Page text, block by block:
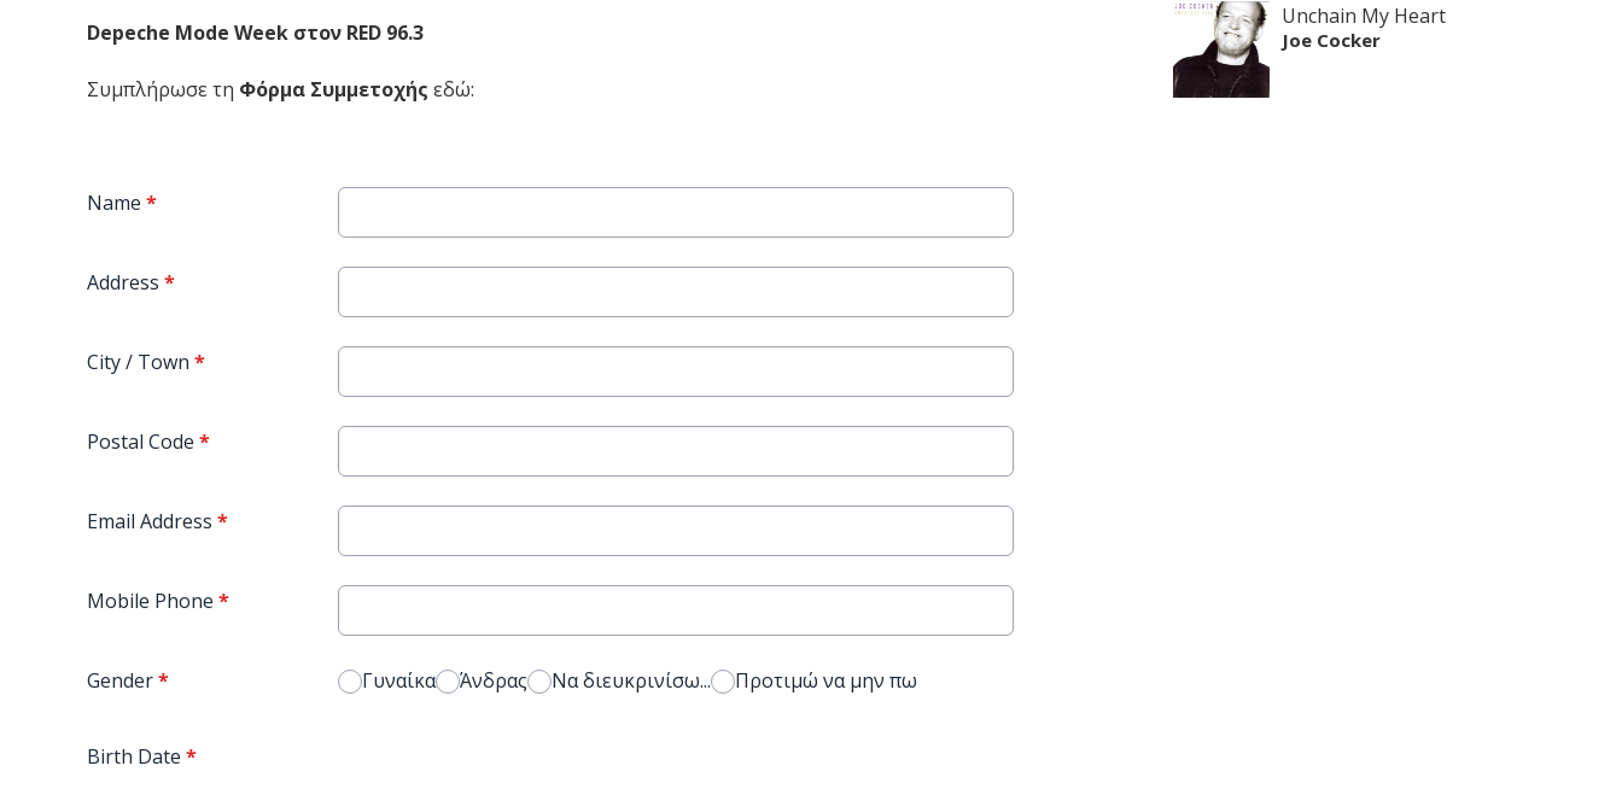
Depeche Mode Week στον RED 96.3
Συμπλήρωσε τη Φόρμα Συμμετοχής εδώ:
Name *
Address *
City / Town *
Postal Code *
Email Address *
Mobile Phone *
Gender* Γυναίκα Άνδρας Να διευκρινίσω... Προτιμώ να μην πω
Birth Date *
Unchain My Heart
Joe Cocker